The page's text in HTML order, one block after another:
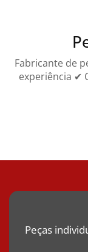
Fabricante de
experiência ✔
Peças